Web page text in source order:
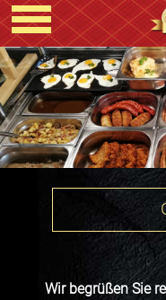
Wir begrüßen Sie